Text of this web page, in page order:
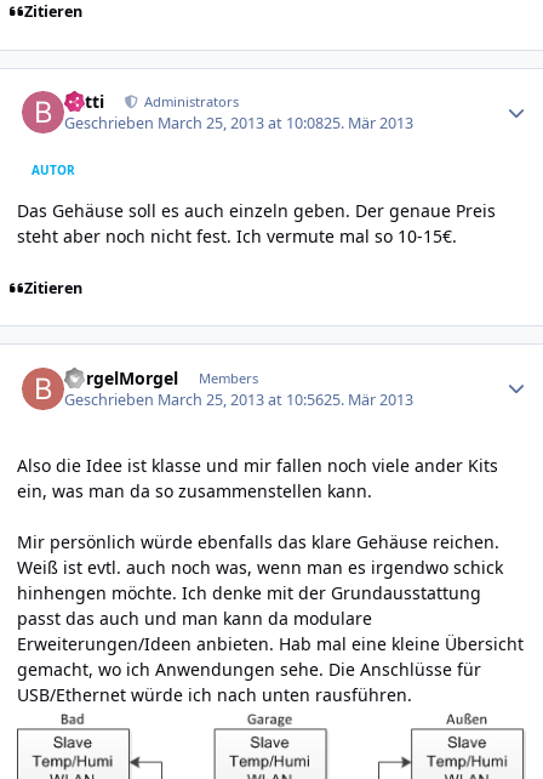
Zitieren
batti Administrators
Geschrieben March 25, 2013 at 10:0825. Mär 2013
AUTOR
Das Gehäuse soll es auch einzeln geben. Der genaue Preis
steht aber noch nicht fest. Ich vermute mal so 10-15€.
Zitieren
BorgelMorgel Members
Geschrieben March 25, 2013 at 10:5625. Mär 2013
Also die Idee ist klasse und mir fallen noch viele ander Kits
ein, was man da so zusammenstellen kann.
Mir persönlich würde ebenfalls das klare Gehäuse reichen.
Weiß ist evtl. auch noch was, wenn man es irgendwo schick
hinhengen möchte. Ich denke mit der Grundausstattung
passt das auch und man kann da modulare
Erweiterungen/Ideen anbieten. Hab mal eine kleine Übersicht
gemacht, wo ich Anwendungen sehe. Die Anschlüsse für
USB/Ethernet würde ich nach unten rausführen.